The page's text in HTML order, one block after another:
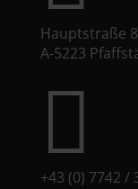
Hauptstraße
A-5223

+43 (0) 7742 /